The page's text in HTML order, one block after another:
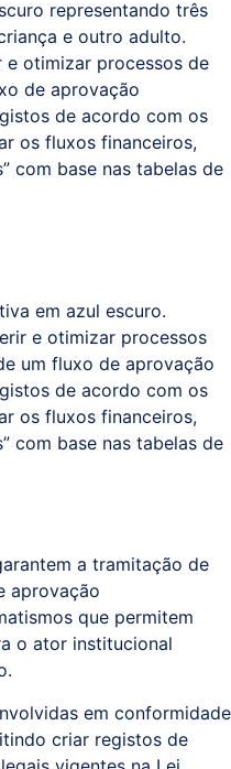
e otimizar processos de
de aprovação
de acordo com os
os fluxos financeiros,
com base nas tabelas de
e otimizar processos
um fluxo de aprovação
de acordo com os
os fluxos financeiros,
com base nas tabelas de
a tramitação de
aprovação
que permitem
o ator institucional
em conformidade
criar registos de